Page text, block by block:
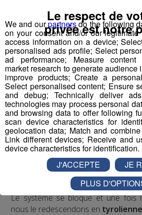
avec au milieu le "J" de Jeff, son
Écoutez l'interview de son créateur ⬇
mp3
Vous l'avez compris, leBun J
techniques dusaut de tremplin, du
et de latyrolienne. Le sauteur est
harnais relié, de chaque côté,
mobiles. Placé en haut du
d'envol de son choix, le sauteur
d'environ 30 mètres qui
mètres. Le saut s'effectue
qui accompagnent la
Le système se bloque et une fois
nous le redescendons en tyrolienne
We and ourpartnersdo the following
on your consent and/or our legitimate
access information on a device;
personalised ads profile; Select
ad performance; Measure content
market research to generate audience
improve products; Create a
Select personalised content; Ensure
and debug; Technically deliver
technologies may process personal
and browsing data to offer following
scan device characteristics for
geolocation data; Match and
Link different devices; Receive and
device characteristics for identification.
Le respect de
privée est notre
J'ACCEPTE
JE
PLUS